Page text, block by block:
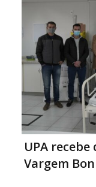
UPA
Vargem